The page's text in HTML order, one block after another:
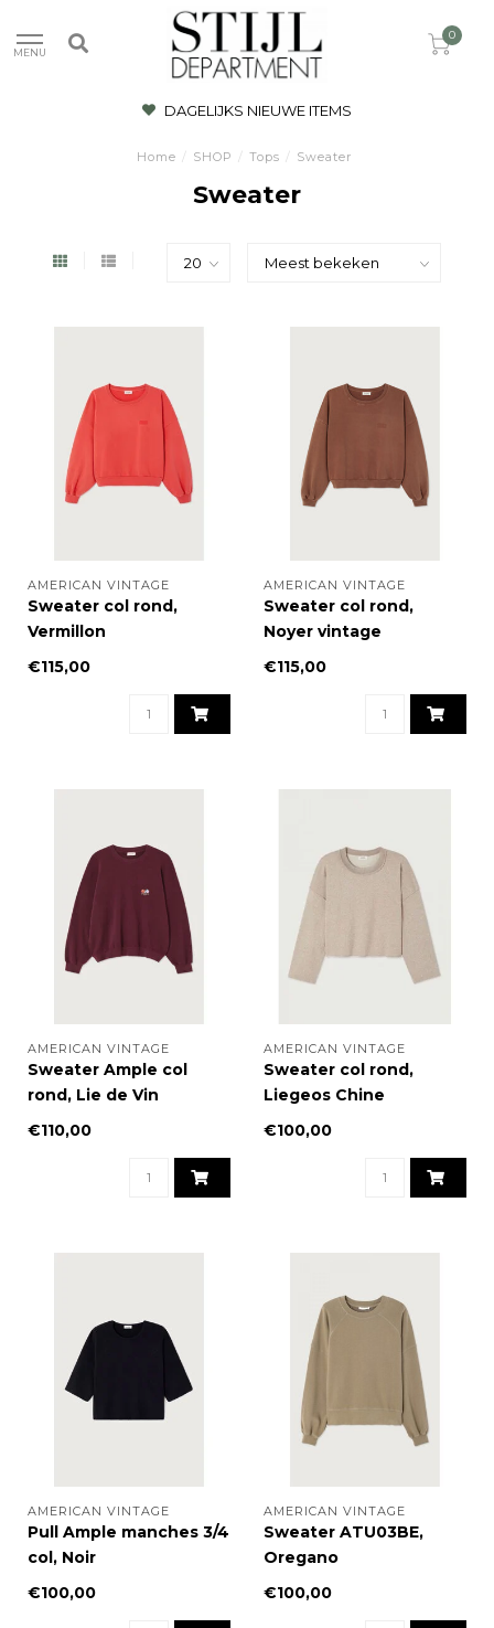
MENU
0
DAGELIJKS NIEUWE ITEMS
Home / SHOP / Tops / Sweater
Sweater
AMERICAN VINTAGE
Sweater col rond,
Vermillon
€115,00
AMERICAN VINTAGE
Sweater col rond,
Noyer vintage
€115,00
AMERICAN VINTAGE
Sweater Ample col
rond, Lie de Vin
€110,00
AMERICAN VINTAGE
Sweater col rond,
Liegeos Chine
€100,00
AMERICAN VINTAGE
Pull Ample manches 3/4
col, Noir
€100,00
AMERICAN VINTAGE
Sweater ATU03BE,
Oregano
€100,00